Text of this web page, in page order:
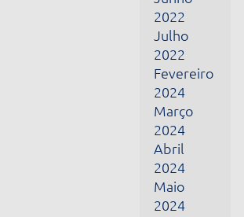
Fevereiro
Março
2025
Abril
2025
Maio
2025
Dezembro
2025
Janeiro
2026